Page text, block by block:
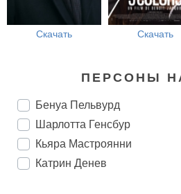
Скачать Скачать
ПЕРСОНЫ
Бенуа Пельвурд
Шарлотта Генсбур
Кьяра Мастроянни
Катрин Денев